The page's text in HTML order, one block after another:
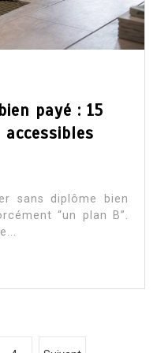
payé : 15
sans diplôme bien
“un plan B”.